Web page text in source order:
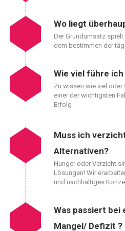
Wo liegt
Der Grundumsatz
dem bestimmen der
Wie viel führe ich
Zu wissen wie viel
einer der wichtigsten
Erfolg
Muss ich
Alternativen?
Hunger oder Verzicht
Lösungen! Wir
und nachhaltiges
Was passiert bei
Mangel/ Defizit ?